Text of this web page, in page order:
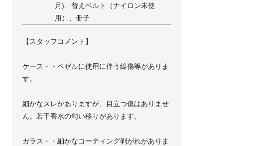
月)、替えベルト（ナイロン未使
用）、冊子
【スタッフコメント】
ケース・・ベゼルに使用に伴う線傷等がありま
す。
細かなスレがありますが、目立つ傷はありませ
ん。若干香水の匂い移りがあります。
ガラス・・細かなコーティング剥がれがありま